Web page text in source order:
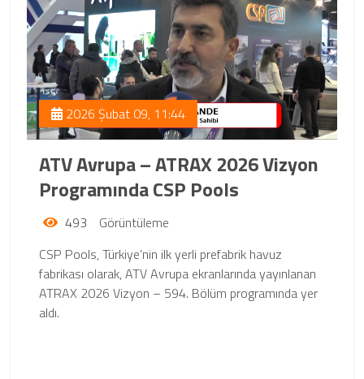
2026 Şubat 09, 11:44
ATV Avrupa – ATRAX 2026 Vizyon
Programında CSP Pools
493
Görüntüleme
CSP Pools, Türkiye’nin ilk yerli prefabrik havuz
fabrikası olarak, ATV Avrupa ekranlarında yayınlanan
ATRAX 2026 Vizyon – 594. Bölüm programında yer
aldı.